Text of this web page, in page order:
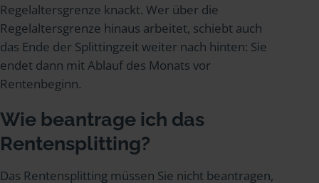
Regelaltersgrenze knackt. Wer über die
Regelaltersgrenze hinaus arbeitet, schiebt auch
das Ende der Splittingzeit weiter nach hinten: Sie
endet dann mit Ablauf des Monats vor
Rentenbeginn.
Wie beantrage ich das
Rentensplitting?
Das Rentensplitting müssen Sie nicht beantragen,